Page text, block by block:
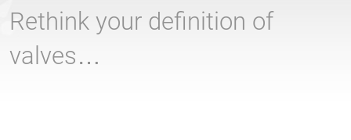
Rethink your definition of
valves…